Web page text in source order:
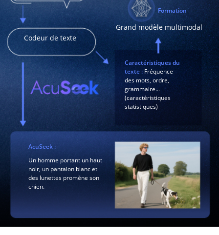
Codeur de texte
Caractéristiques du
texte : Fréquence
des mots, ordre,
grammaire...
(caractéristiques
statistiques)
Grand modèle multimodal
AcuSeek :
Un homme portant un haut
noir, un pantalon blanc et
des lunettes promène son
chien.
Formation